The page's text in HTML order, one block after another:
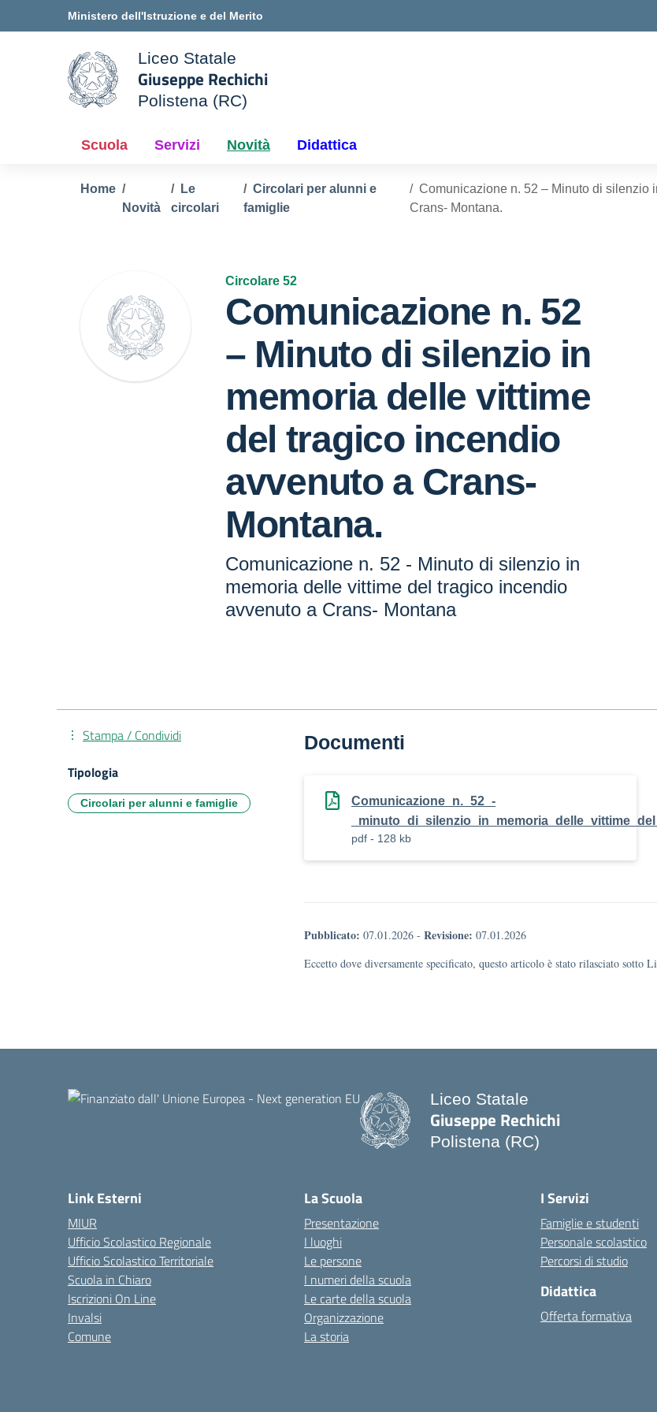
Vai ai contenuti
Vai al menu di navigazioneMinistero dell'Istruzione e del Merito
della scuola
Liceo Statale
Giuseppe Rechichi
Polistena (RC)
Scuola Servizi Novità Didattica
Home
Novità
Le
circolari
Circolari per alunni e
famiglie
Comunicazione n. 52 – Minuto di silenzio
Crans- Montana.
Circolare 52
Comunicazione n. 52
– Minuto di silenzio in
memoria delle vittime
del tragico incendio
avvenuto a Crans-
Montana.
Comunicazione n. 52 - Minuto di silenzio in
memoria delle vittime del tragico incendio
avvenuto a Crans- Montana
Documenti
Comunicazione_n._52_-
pdf - 128 kb
Pubblicato: 07.01.2026 - Revisione: 07.01.2026
Eccetto dove diversamente specificato, questo articolo è stato rilasciato sotto
Stampa / Condividi
Tipologia
Circolari per alunni e famiglie
Liceo Statale
Giuseppe Rechichi
Polistena (RC)
Link Esterni
MIUR
Ufficio Scolastico Regionale
Ufficio Scolastico Territoriale
Scuola in Chiaro
Iscrizioni On Line
Invalsi
Comune
La Scuola
Presentazione
I luoghi
Le persone
I numeri della scuola
Le carte della scuola
Organizzazione
La storia
I Servizi
Famiglie e studenti
Personale scolastico
Percorsi di studio
Didattica
Offerta formativa